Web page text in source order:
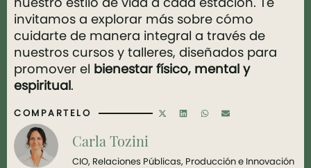
invitamos a explorar más sobre cómo
cuidarte de manera integral a través de
nuestros cursos y talleres, diseñados para
promover el bienestar físico, mental y
espiritual.
COMPARTELO
Carla Tozini
CIO, Relaciones Públicas, Producción e Innovación